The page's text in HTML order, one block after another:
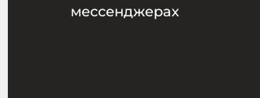
мессенджерах